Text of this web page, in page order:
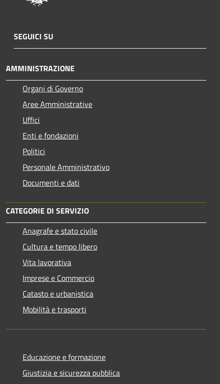
SEGUICI SU
AMMINISTRAZIONE
Organi di Governo
Aree Amministrative
Uffici
Enti e fondazioni
Politici
Personale Amministrativo
Documenti e dati
CATEGORIE DI SERVIZIO
Anagrafe e stato civile
Cultura e tempo libero
Vita lavorativa
Imprese e Commercio
Catasto e urbanistica
Mobilità e trasporti
Educazione e formazione
Giustizia e sicurezza pubblica